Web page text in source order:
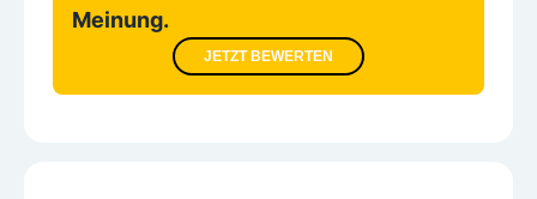
Meinung.
JETZT BEWERTEN